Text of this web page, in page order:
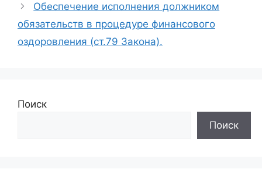
Обеспечение исполнения должником
обязательств в процедуре финансового
оздоровления (ст.79 Закона).
Поиск
Поиск